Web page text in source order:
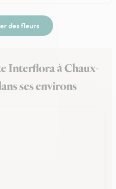
des fleurs
Interflora à Chaux-
ses environs